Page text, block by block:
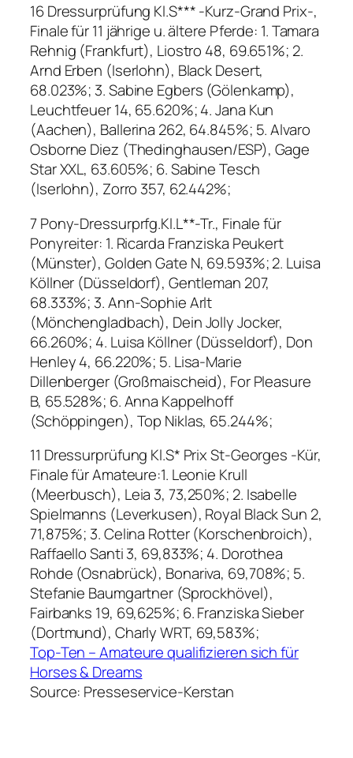
16 Dressurprüfung Kl.S*** -Kurz-Grand Prix-,
Finale für 11 jährige u. ältere Pferde: 1. Tamara
Rehnig (Frankfurt), Liostro 48, 69.651%; 2.
Arnd Erben (Iserlohn), Black Desert,
68.023%; 3. Sabine Egbers (Gölenkamp),
Leuchtfeuer 14, 65.620%; 4. Jana Kun
(Aachen), Ballerina 262, 64.845%; 5. Alvaro
Osborne Diez (Thedinghausen/ESP), Gage
Star XXL, 63.605%; 6. Sabine Tesch
(Iserlohn), Zorro 357, 62.442%;
7 Pony-Dressurprfg.Kl.L**-Tr., Finale für
Ponyreiter: 1. Ricarda Franziska Peukert
(Münster), Golden Gate N, 69.593%; 2. Luisa
Köllner (Düsseldorf), Gentleman 207,
68.333%; 3. Ann-Sophie Arlt
(Mönchengladbach), Dein Jolly Jocker,
66.260%; 4. Luisa Köllner (Düsseldorf), Don
Henley 4, 66.220%; 5. Lisa-Marie
Dillenberger (Großmaischeid), For Pleasure
B, 65.528%; 6. Anna Kappelhoff
(Schöppingen), Top Niklas, 65.244%;
11 Dressurprüfung Kl.S* Prix St-Georges -Kür,
Finale für Amateure:1. Leonie Krull
(Meerbusch), Leia 3, 73,250%; 2. Isabelle
Spielmanns (Leverkusen), Royal Black Sun 2,
71,875%; 3. Celina Rotter (Korschenbroich),
Raffaello Santi 3, 69,833%; 4. Dorothea
Rohde (Osnabrück), Bonariva, 69,708%; 5.
Stefanie Baumgartner (Sprockhövel),
Fairbanks 19, 69,625%; 6. Franziska Sieber
(Dortmund), Charly WRT, 69,583%;
Top-Ten – Amateure qualifizieren sich für
Horses & Dreams
Source: Presseservice-Kerstan